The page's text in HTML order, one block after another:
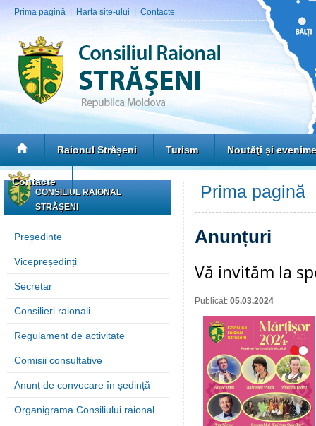
Prima pagină Harta site-ului Contacte
Raionul Strășeni Turism Noutăţi și
Contacte
CONSILIUL RAIONAL
STRĂȘENI
Președinte
Vicepreședinți
Secretar
Consilieri raionali
Regulament de activitate
Comisii consultative
Anunț de convocare în ședință
Organigrama Consiliului raional
Prima pagină
Anunțuri
Vă invităm la
Publicat: 05.03.2024